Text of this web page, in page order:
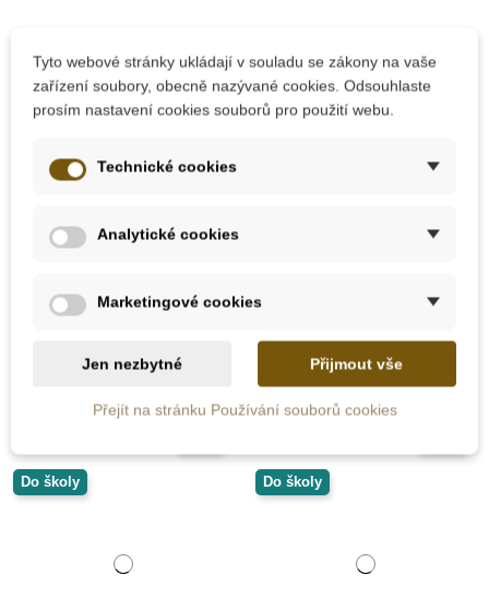
Skladem
klasické - Lesní
zvířátka
664 Kč738 Kč
Přidat do košíku
Putování přírodou
Přidat do košíku
Do školy Do školy
Tyto webové stránky ukládají v souladu se zákony na vaše
zařízení soubory, obecně nazývané cookies. Odsouhlaste
prosím nastavení cookies souborů pro použití webu.
Technické cookies
Analytické cookies
Marketingové cookies
Jen nezbytné Přijmout vše
Přejít na stránku Používání souborů cookies